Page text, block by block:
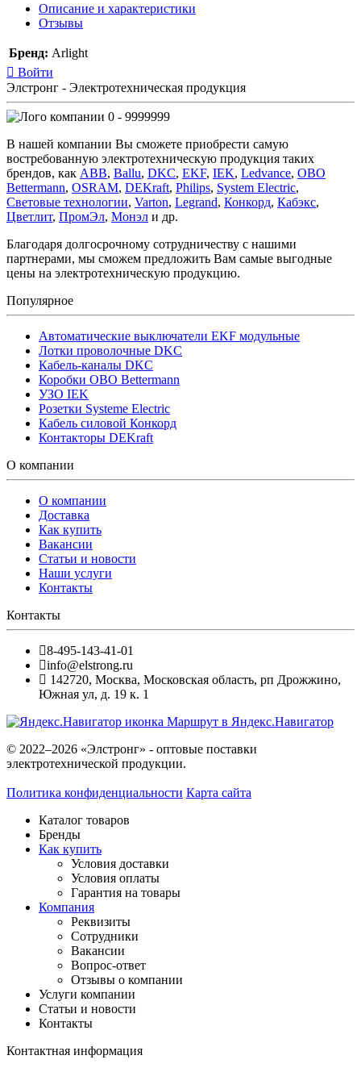
Описание и характеристики
Отзывы
Бренд: Arlight
Войти
Элстронг - Электротехническая продукция
0 - 9999999
В нашей компании Вы сможете приобрести самую
востребованную электротехническую продукция таких
брендов, как ABB, Ballu, DKC, EKF, IEK, Ledvance, OBO
Bettermann, OSRAM, DEKraft, Philips, System Electric,
Световые технологии, Varton, Legrand, Конкорд, Кабэкс,
Цветлит, ПромЭл, Монэл и др.
Благодаря долгосрочному сотрудничеству с нашими
партнерами, мы сможем предложить Вам самые выгодные
цены на электротехническую продукцию.
Популярное
Автоматические выключатели EKF модульные
Лотки проволочные DKC
Кабель-каналы DKC
Коробки OBO Bettermann
УЗО IEK
Розетки Systeme Electric
Кабель силовой Конкорд
Контакторы DEKraft
О компании
О компании
Доставка
Как купить
Вакансии
Статьи и новости
Наши услуги
Контакты
Контакты
8-495-143-41-01
info@elstrong.ru
142720, Москва, Московская область, рп Дрожжино,
Южная ул, д. 19 к. 1
Маршрут в Яндекс.Навигатор
© 2022–2026 «Элстронг» - оптовые поставки
электротехнической продукции.
Политика конфиденциальности Карта сайта
Каталог товаров
Бренды
Как купить
Условия доставки
Условия оплаты
Гарантия на товары
Компания
Реквизиты
Сотрудники
Вакансии
Вопрос-ответ
Отзывы о компании
Услуги компании
Статьи и новости
Контакты
Контактная информация